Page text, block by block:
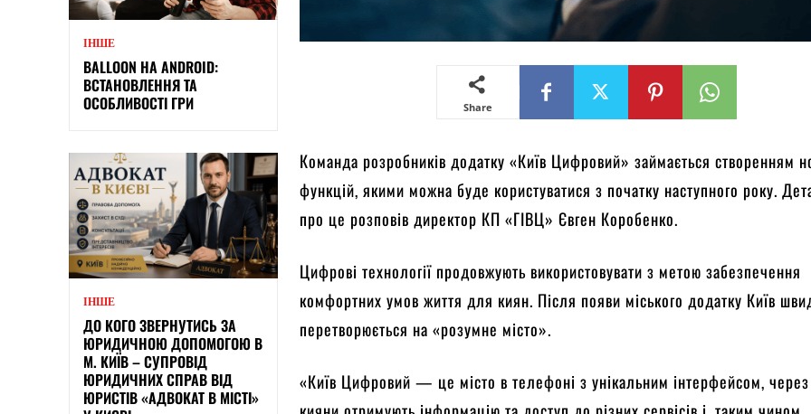
ІНШЕ
BALLOON НА ANDROID:
ВСТАНОВЛЕННЯ ТА
ОСОБЛИВОСТІ ГРИ
ІНШЕ
ДО КОГО ЗВЕРНУТИСЬ ЗА
ЮРИДИЧНОЮ ДОПОМОГОЮ В
М. КИЇВ – СУПРОВІД
ЮРИДИЧНИХ СПРАВ ВІД
ЮРИСТІВ «АДВОКАТ В МІСТІ»
Share
Команда розробників додатку «Київ Цифровий» займається створенням
функцій, якими можна буде користуватися з початку наступного року.
про це розповів директор КП «ГІВЦ» Євген Коробенко.
Цифрові технології продовжують використовувати з метою забезпечення
комфортних умов життя для киян. Після появи міського додатку Київ
перетворюється на «розумне місто».
«Київ Цифровий — це місто в телефоні з унікальним інтерфейсом,